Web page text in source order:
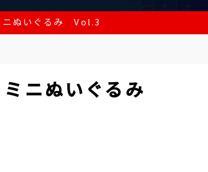
ぬいぐるみ Vol.3
ニぬいぐるみ